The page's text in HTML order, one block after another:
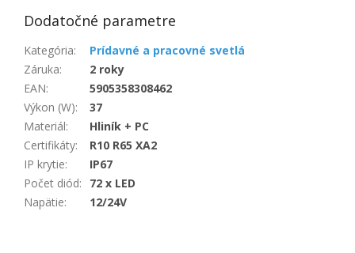
Dodatočné parametre
Kategória:
Prídavné a pracovné svetlá
Záruka:
2 roky
EAN:
5905358308462
Výkon (W):
37
Materiál:
Hliník + PC
Certifikáty:
R10 R65 XA2
IP krytie:
IP67
Počet diód:
72 x LED
Napätie: 12/24V